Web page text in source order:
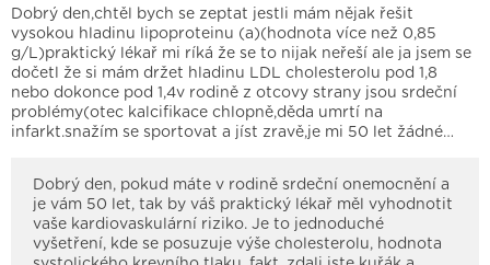
Dobrý den,chtěl bych se zeptat jestli mám nějak řešit
vysokou hladinu lipoproteinu (a)(hodnota více než 0,85
g/L)praktický lékař mi ríká že se to nijak neřeší ale ja jsem se
dočetl že si mám držet hladinu LDL cholesterolu pod 1,8
nebo dokonce pod 1,4v rodině z otcovy strany jsou srdeční
problémy(otec kalcifikace chlopně,děda umrtí na
infarkt.snažím se sportovat a jíst zravě,je mi 50 let žádné…
Dobrý den, pokud máte v rodině srdeční onemocnění a
je vám 50 let, tak by váš praktický lékař měl vyhodnotit
vaše kardiovaskulární riziko. Je to jednoduché
vyšetření, kde se posuzuje výše cholesterolu, hodnota